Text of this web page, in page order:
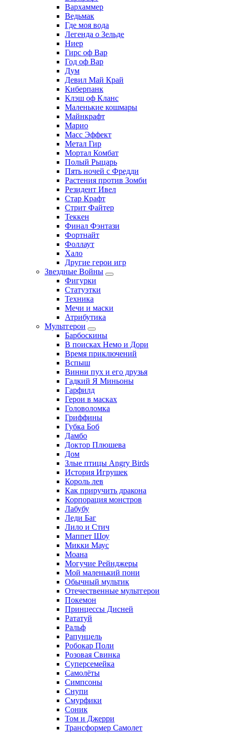
Вархаммер
Ведьмак
Где моя вода
Легенда о Зельде
Ниер
Гирс оф Вар
Год оф Вар
Дум
Девил Май Край
Киберпанк
Клэш оф Кланс
Маленькие кошмары
Майнкрафт
Марио
Масс Эффект
Метал Гир
Мортал Комбат
Полый Рыцарь
Пять ночей с Фредди
Растения против Зомби
Резидент Ивел
Стар Крафт
Стрит Файтер
Теккен
Финал Фэнтази
Фортнайт
Фоллаут
Хало
Другие герои игр
Звездные Войны
Фигурки
Статуэтки
Техника
Мечи и маски
Атрибутика
Мультгерои
Барбоскины
В поисках Немо и Дори
Время приключений
Вспыш
Винни пух и его друзья
Гадкий Я Миньоны
Гарфилд
Герои в масках
Головоломка
Гриффины
Губка Боб
Дамбо
Доктор Плюшева
Дом
Злые птицы Angry Birds
История Игрушек
Король лев
Как приручить дракона
Корпорация монстров
Лабубу
Леди Баг
Лило и Стич
Маппет Шоу
Микки Маус
Моана
Могучие Рейнджеры
Мой маленький пони
Обычный мультик
Отечественные мультгерои
Покемон
Принцессы Дисней
Рататуй
Ральф
Рапунцель
Робокар Поли
Розовая Свинка
Суперсемейка
Самолёты
Симпсоны
Снупи
Смурфики
Соник
Том и Джерри
Трансформер Самолет